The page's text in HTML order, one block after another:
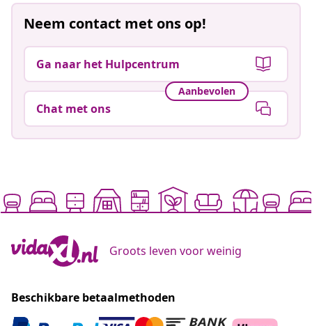
Neem contact met ons op!
Ga naar het Hulpcentrum
Aanbevolen
Chat met ons
Groots leven voor weinig
Beschikbare betaalmethoden